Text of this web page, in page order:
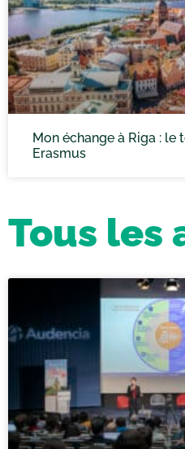
Mon échange à Riga : le
Erasmus
Tous les